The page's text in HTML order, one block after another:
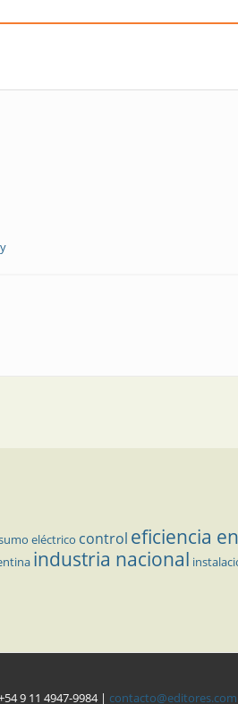
eléctrico control eficiencia
industria nacional
9 11 4947-9984 |